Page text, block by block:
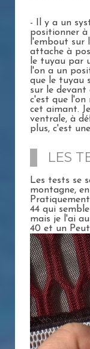
- Il y a un
positionner à
l'embout sur
attache à
le tuyau par
l'on a un
que le tuyau
sur le devant
c'est que l'on
cet aimant.
ventrale, à
plus, c'est
LES
Les tests se
montagne,
44 qui
mais je l'ai
40 et un